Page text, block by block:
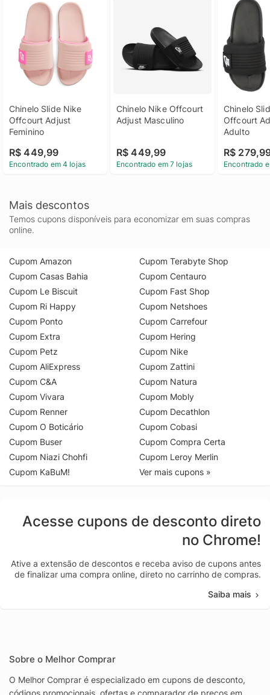
Chinelo Slide Nike
Offcourt Adjust
Feminino
R$ 449,99
Encontrado em 4 lojas
Chinelo Nike Offcourt
Adjust Masculino
R$ 449,99
Encontrado em 7 lojas
Chinelo
Offcourt
Adulto
R$
Encontrado
Mais descontos
Temos cupons disponíveis para economizar em suas compras
online.
Cupom Amazon
Cupom Casas Bahia
Cupom Le Biscuit
Cupom Ri Happy
Cupom Ponto
Cupom Extra
Cupom Petz
Cupom AliExpress
Cupom C&A
Cupom Vivara
Cupom Renner
Cupom O Boticário
Cupom Buser
Cupom Niazi Chohfi
Cupom KaBuM!
Cupom Terabyte Shop
Cupom Centauro
Cupom Fast Shop
Cupom Netshoes
Cupom Carrefour
Cupom Hering
Cupom Nike
Cupom Zattini
Cupom Natura
Cupom Mobly
Cupom Decathlon
Cupom Cobasi
Cupom Compra Certa
Cupom Leroy Merlin
Ver mais cupons »
Acesse cupons de desconto direto
no Chrome!
Ative a extensão de descontos e receba aviso de cupons antes
de finalizar uma compra online, direto no carrinho de compras.
Saiba mais
Sobre o Melhor Comprar
O Melhor Comprar é especializado em cupons de desconto,
códigos promocionais, ofertas e comparador de preços em